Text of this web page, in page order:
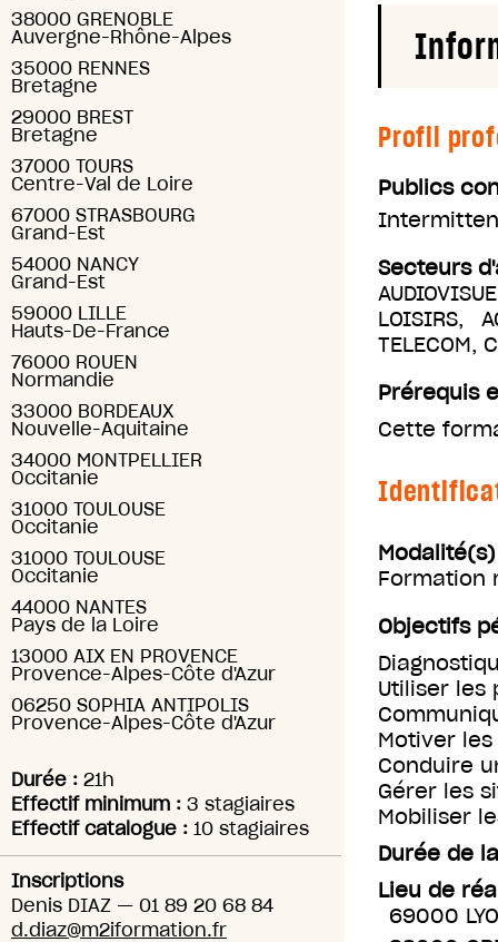
38000 GRENOBLE
Auvergne-Rhône-Alpes
35000 RENNES
Bretagne
29000 BREST
Bretagne
37000 TOURS
Centre-Val de Loire
67000 STRASBOURG
Grand-Est
54000 NANCY
Grand-Est
59000 LILLE
Hauts-De-France
76000 ROUEN
Normandie
33000 BORDEAUX
Nouvelle-Aquitaine
34000 MONTPELLIER
Occitanie
31000 TOULOUSE
Occitanie
31000 TOULOUSE
Occitanie
44000 NANTES
Pays de la Loire
13000 AIX EN PROVENCE
Provence-Alpes-Côte d'Azur
06250 SOPHIA ANTIPOLIS
Provence-Alpes-Côte d'Azur
Durée : 21h
Effectif minimum : 3 stagiaires
Effectif catalogue : 10 stagiaires
Inscriptions
Denis DIAZ — 01 89 20 68 84
d.diaz@m2iformation.fr
Profil
Publics
Secteurs
LOISIRS,
TELECOM,
Prérequis
Cette
Formation
Objectifs
Utiliser les
Motiver
Conduire
Gérer les
Mobiliser
Durée de
Lieu de
69000